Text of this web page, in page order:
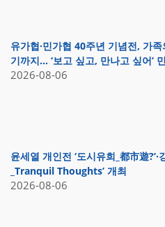
유가협·민가협 40주년 기념전, 가
기까지… ‘보고 싶고, 만나고 싶어’
2026-08-06
윤세열 개인전 ‘도시유희_都市遊
_Tranquil Thoughts’ 개최
2026-08-06